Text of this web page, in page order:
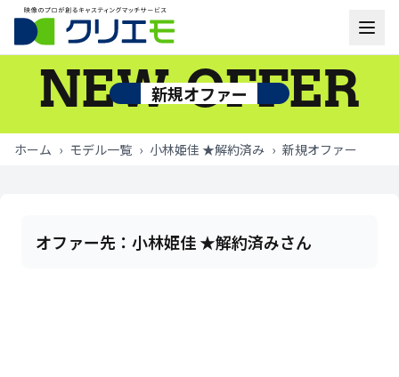
モデル一覧
新規オファー
NEW OFFER
ホーム › モデル一覧 › 小林姫佳 ★解約済み › 新規オファー
オファー先： 小林姫佳 ★解約済みさん